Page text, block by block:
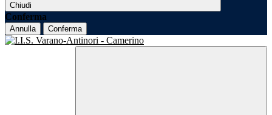
Chiudi
Conferma
Annulla Conferma